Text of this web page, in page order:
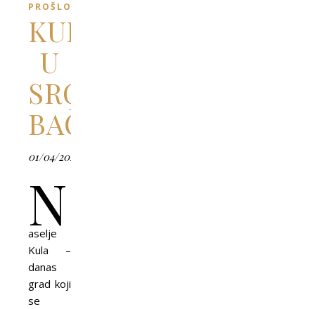
PROŠLOSTI
KULA
U
SRCU
BAČKE
01/04/2026
N
aselje
Kula –
danas
grad koji
se